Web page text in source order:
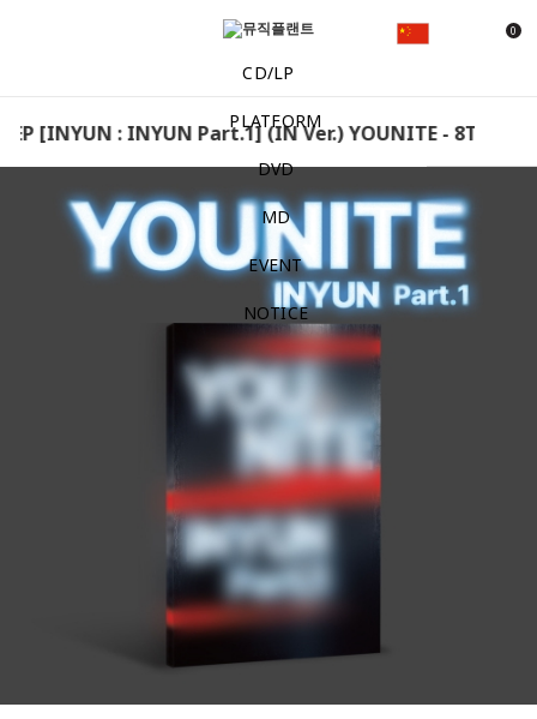
0
CD/LP
PLATFORM
DVD
MD
EVENT
NOTICE
[INYUN : INYUN Part.1] (IN Ver.) YOUNITE - 8TH EP